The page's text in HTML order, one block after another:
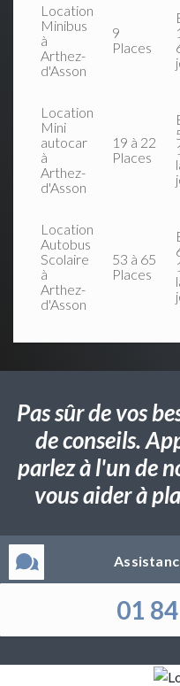
Location
Minibus
à
Arthez-
d'Asson
9
Places
Location
Mini
autocar
à
Arthez-
d'Asson
19 à 22
Places
Location
Autobus
Scolaire
à
Arthez-
d'Asson
53 à 65
Places
Pas sûr de vos
de conseils.
parlez à l'un de
vous aider à
01